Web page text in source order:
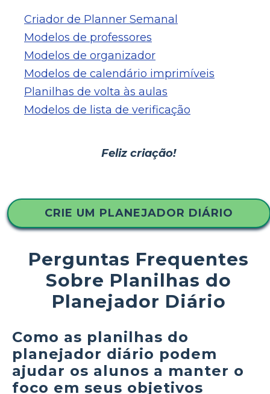
Criador de Planner Semanal
Modelos de professores
Modelos de organizador
Modelos de calendário imprimíveis
Planilhas de volta às aulas
Modelos de lista de verificação
Feliz criação!
CRIE UM PLANEJADOR DIÁRIO
Perguntas Frequentes
Sobre Planilhas do
Planejador Diário
Como as planilhas do
planejador diário podem
ajudar os alunos a manter o
foco em seus objetivos